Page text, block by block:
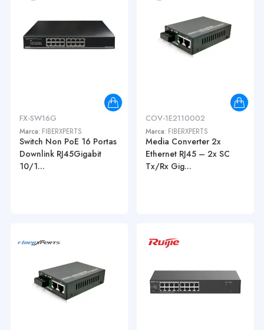
FX-SW16G
Marca: FIBERXPERTS
Switch Non PoE 16 Portas
Downlink RJ45Gigabit
10/1...
COV-1E2110002
Marca: FIBERXPERTS
Media Converter 2x
Ethernet RJ45 – 2x SC
Tx/Rx Gig...